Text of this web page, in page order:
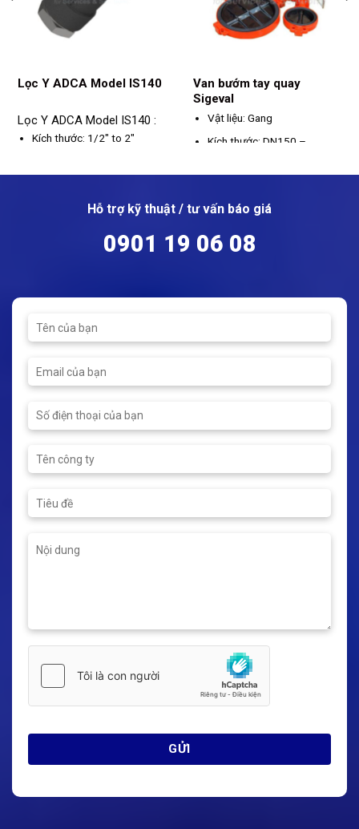
Lọc Y ADCA Model IS140
Lọc Y ADCA Model IS140 :
Kích thước: 1/2" to 2"
Van bướm tay quay
Sigeval
Vật liệu: Gang
Kích thước: DN150 –
Áp suất: PN10/ PN6
Hỗ trợ kỹ thuật / tư vấn báo giá
0901 19 06 08